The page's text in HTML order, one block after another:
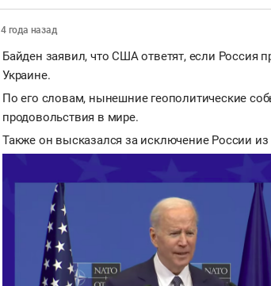
4 года назад
Байден заявил, что США ответят, если Россия
Украине.
По его словам, нынешние геополитические
продовольствия в мире.
Также он высказался за исключение России из